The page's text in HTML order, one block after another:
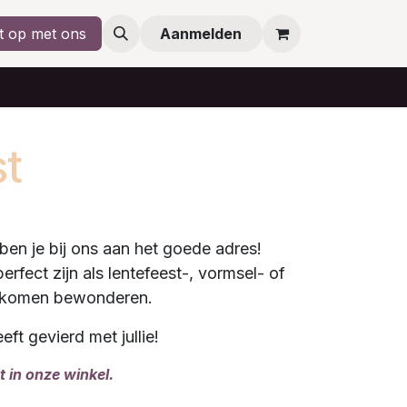
op met ons Aanmelden
je bij ons aan het goede adres!
zijn als lentefeest-, vormsel- of
bewonderen.
gevierd met jullie!
in onze winkel.